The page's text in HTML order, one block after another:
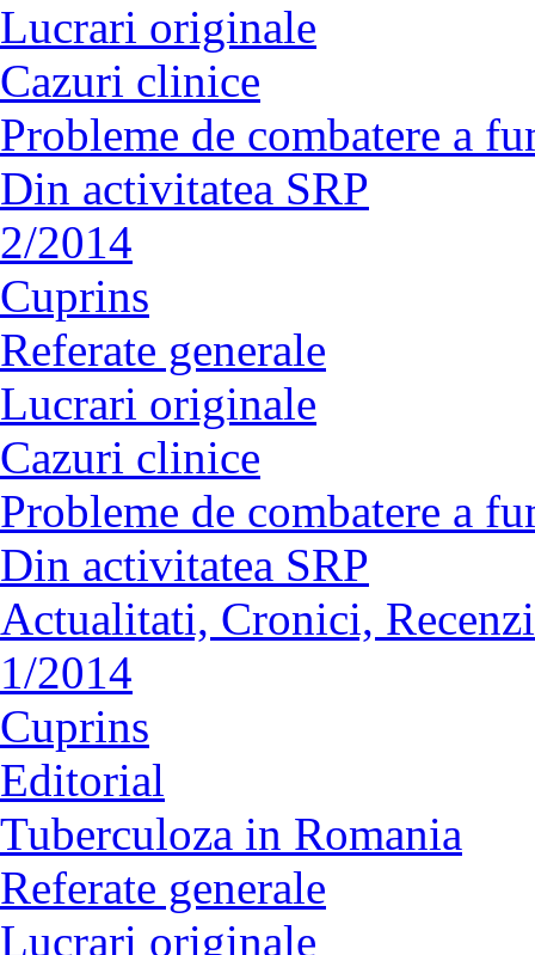
Lucrari originale
Cazuri clinice
Probleme de combatere a
Din activitatea SRP
2/2014
Cuprins
Referate generale
Lucrari originale
Cazuri clinice
Probleme de combatere a
Din activitatea SRP
Actualitati, Cronici,
1/2014
Cuprins
Editorial
Tuberculoza in Romania
Referate generale
Lucrari originale